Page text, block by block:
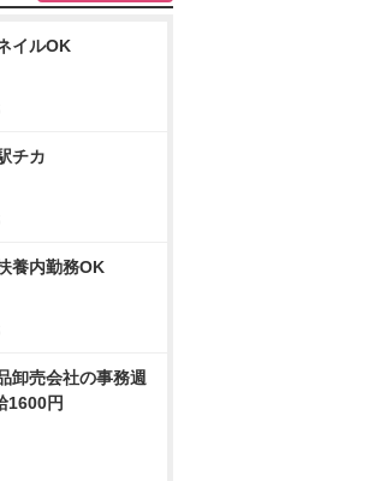
イルOK
チカ
養内勤務OK
卸売会社の事務週
1600円